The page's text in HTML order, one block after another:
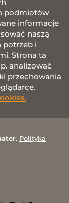
podmiotów
informacje
naszą
potrzeb i
Strona ta
analizować
przechowania
. Polityka